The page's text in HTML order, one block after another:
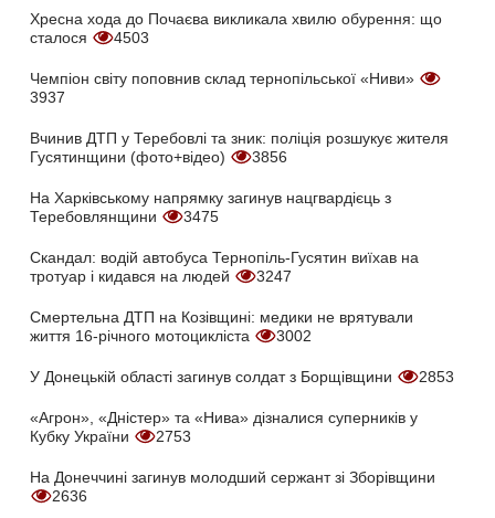
Хресна хода до Почаєва викликала хвилю обурення: що
сталося
4503
Чемпіон світу поповнив склад тернопільської «Ниви»
3937
Вчинив ДТП у Теребовлі та зник: поліція розшукує жителя
Гусятинщини (фото+відео)
3856
На Харківському напрямку загинув нацгвардієць з
Теребовлянщини
3475
Скандал: водій автобуса Тернопіль-Гусятин виїхав на
тротуар і кидався на людей
3247
Смертельна ДТП на Козівщині: медики не врятували
життя 16-річного мотоцикліста
3002
У Донецькій області загинув солдат з Борщівщини 2853
«Агрон», «Дністер» та «Нива» дізналися суперників у
Кубку України
2753
На Донеччині загинув молодший сержант зі Зборівщини
2636